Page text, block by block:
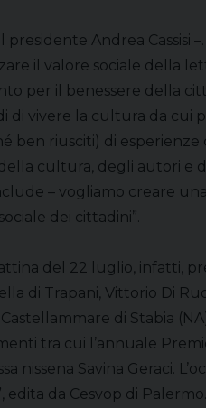
Andrea
il valore sociale della
per il benessere della
di vivere la cultura da
riusciti) di esperienze
cultura, degli autori e
– vogliamo creare
dei cittadini”.
del 22 luglio, infatti,
di Trapani, Vittorio Di
di Stabia
tra cui l’annuale
Savina Geraci.
da Cesvop di Palermo.